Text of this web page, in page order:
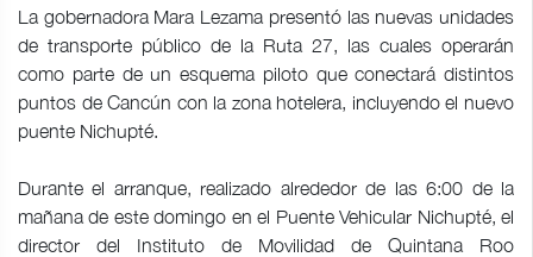
La gobernadora Mara Lezama presentó las nuevas unidades
de transporte público de la Ruta 27, las cuales operarán
como parte de un esquema piloto que conectará distintos
puntos de Cancún con la zona hotelera, incluyendo el nuevo
puente Nichupté.
Durante el arranque, realizado alrededor de las 6:00 de la
mañana de este domingo en el Puente Vehicular Nichupté, el
director del Instituto de Movilidad de Quintana Roo